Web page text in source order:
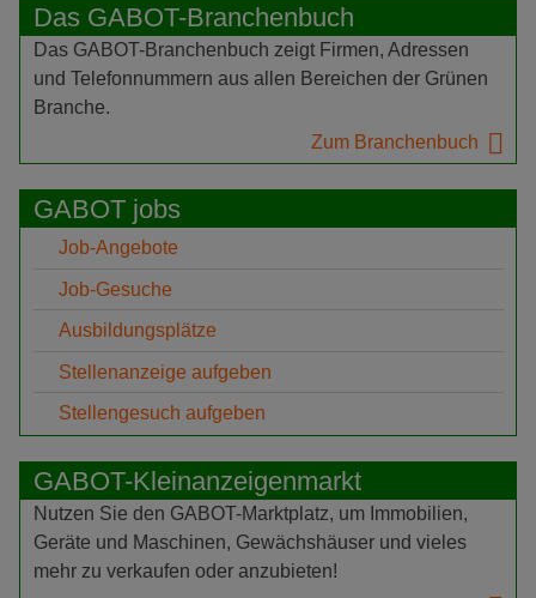
Das GABOT-Branchenbuch
Das GABOT-Branchenbuch zeigt Firmen, Adressen
und Telefonnummern aus allen Bereichen der Grünen
Branche.
Zum Branchenbuch
GABOT jobs
Job-Angebote
Job-Gesuche
Ausbildungsplätze
Stellenanzeige aufgeben
Stellengesuch aufgeben
GABOT-Kleinanzeigenmarkt
Nutzen Sie den GABOT-Marktplatz, um Immobilien,
Geräte und Maschinen, Gewächshäuser und vieles
mehr zu verkaufen oder anzubieten!